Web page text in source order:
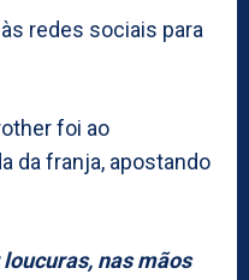
redes sociais para
foi ao
da franja, apostando
nas mãos